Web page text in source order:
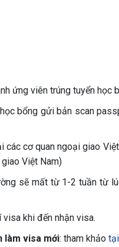
ứng viên trúng tuyển học
bổng gửi bản scan
các cơ quan ngoại giao
Việt Nam)
sẽ mất từ 1-2 tuần từ
khi đến nhận visa.
làm visa mới: tham khảo